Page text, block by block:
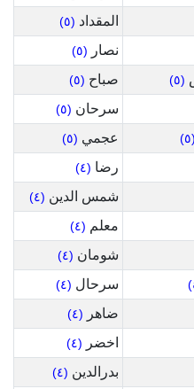
المقداد (٥)
نصار (٥)
(٥) صباح (٥)
سرحان (٥)
(٥) عجمي (٥)
رضا (٤)
شمس الدين (٤)
معلم (٤)
شومان (٤)
سرحال (٤)
ضاهر (٤)
اخضر (٤)
بدرالدين (٤)